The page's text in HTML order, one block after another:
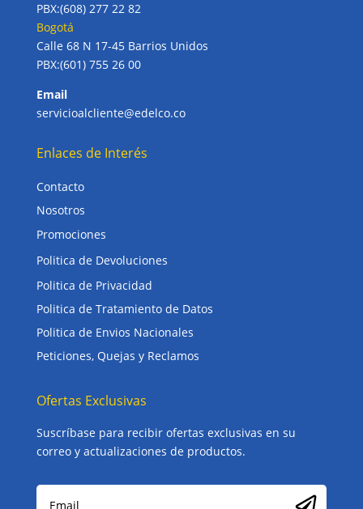
PBX:(608) 277 22 82
Bogotá
Calle 68 N 17-45 Barrios Unidos
PBX:(601) 755 26 00
Email
servicioalcliente@edelco.co
Enlaces de Interés
Contacto
Nosotros
Promociones
Politica de Devoluciones
Politica de Privacidad
Politica de Tratamiento de Datos
Politica de Envios Nacionales
Peticiones, Quejas y Reclamos
Ofertas Exclusivas
Suscríbase para recibir ofertas exclusivas en su
correo y actualizaciones de productos.